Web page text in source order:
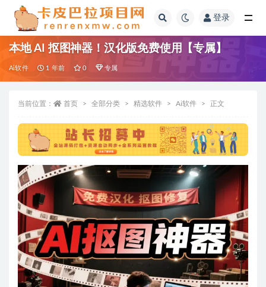
登录
本地 AI 抠图神器！汉化版免费使用【专属】
Ai软件 1 年前 0 专属
当前位置： 首页 全部分类 精选软件 Ai软件 正文
全部